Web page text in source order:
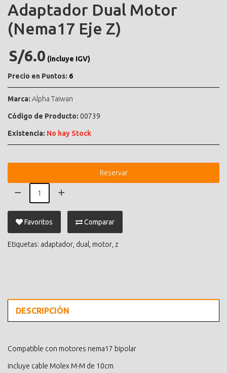
Adaptador Dual Motor
(Nema17 Eje Z)
S/6.0 (incluye IGV)
Precio en Puntos: 6
Marca: Alpha Taiwan
Código de Producto: 00739
Existencia: No hay Stock
Reservar
Favoritos Comparar
Etiquetas: adaptador dual motor z
DESCRIPCIÓN
Compatible con motores nema17 bipolar
incluye cable Molex M-M de 10cm